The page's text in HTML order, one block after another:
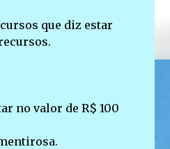
que diz estar
no valor de R$ 100